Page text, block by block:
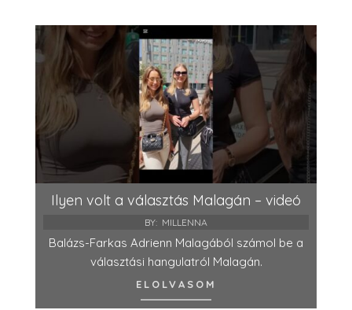
Ilyen volt a választás Malagán – videó
BY: MILLENNA
Balázs-Farkas Adrienn Malagából számol be a
választási hangulatról Malagán.
ELOLVASOM